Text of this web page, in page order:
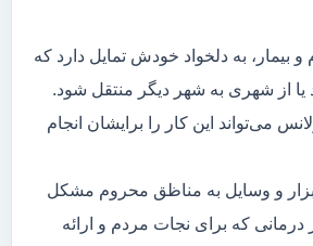
به دلخواد خودش تمایل دارد که
از شهری به شهر دیگر منتقل شود.
می‌تواند این کار را برایشان انجام
ابزار و وسایل به مناظق محروم مشکل
درمانی که برای نجات مردم و ارائه